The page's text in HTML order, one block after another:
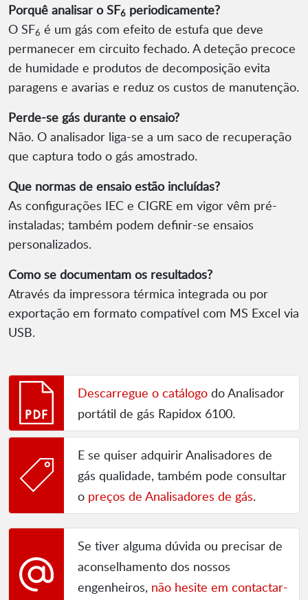
Porquê analisar o SF6 periodicamente?
O SF6 é um gás com efeito de estufa que deve
permanecer em circuito fechado. A deteção precoce
de humidade e produtos de decomposição evita
paragens e avarias e reduz os custos de manutenção.
Perde-se gás durante o ensaio?
Não. O analisador liga-se a um saco de recuperação
que captura todo o gás amostrado.
Que normas de ensaio estão incluídas?
As configurações IEC e CIGRE em vigor vêm pré-
instaladas; também podem definir-se ensaios
personalizados.
Como se documentam os resultados?
Através da impressora térmica integrada ou por
exportação em formato compatível com MS Excel via
USB.
Descarregue o catálogo do Analisador
portátil de gás Rapidox 6100.
E se quiser adquirir Analisadores de
gás qualidade, também pode consultar
o preços de Analisadores de gás.
Se tiver alguma dúvida ou precisar de
aconselhamento dos nossos
engenheiros, não hesite em contactar-